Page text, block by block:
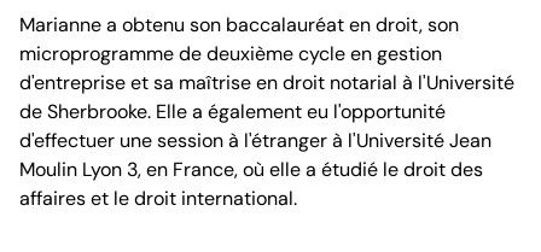
Tél. (514) 397-8500
Fax. (514) 397-8515
info.bcf@bcf.ca
Marianne a obtenu son baccalauréat en droit, son
microprogramme de deuxième cycle en gestion
d'entreprise et sa maîtrise en droit notarial à l'Université
de Sherbrooke. Elle a également eu l'opportunité
d'effectuer une session à l'étranger à l'Université Jean
Moulin Lyon 3, en France, où elle a étudié le droit des
affaires et le droit international.